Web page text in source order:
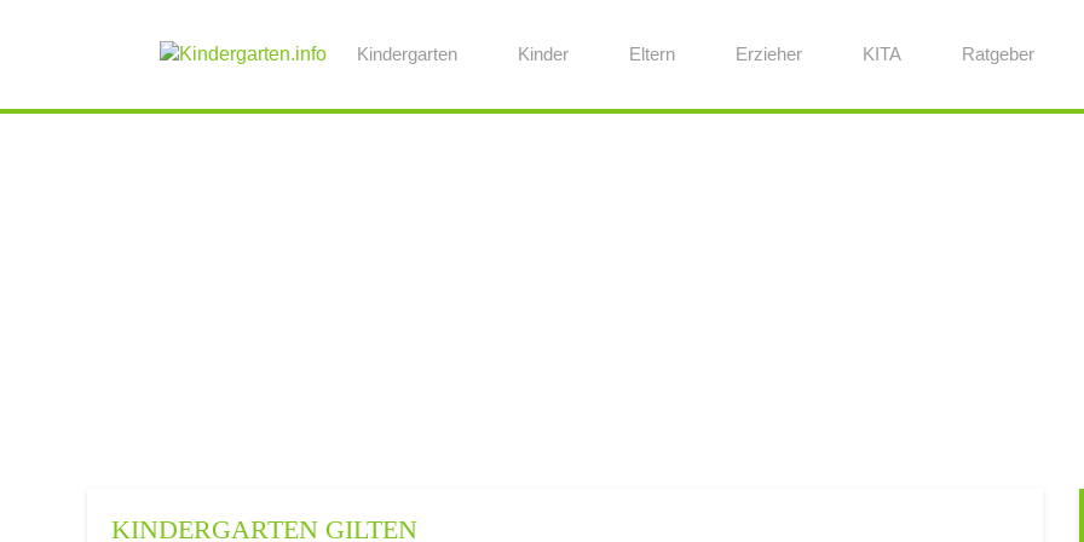
Kindergarten Kinder Eltern Erzieher KITA Ratgeber
KINDERGARTEN GILTEN